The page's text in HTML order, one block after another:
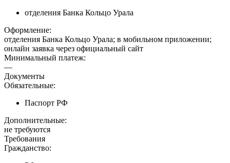
отделения Банка Кольцо Урала
Оформление:
отделения Банка Кольцо Урала; в мобильном приложении;
онлайн заявка через официальный сайт
Минимальный платеж:
—
Документы
Обязательные:
Паспорт РФ
Дополнительные:
не требуются
Требования
Гражданство: